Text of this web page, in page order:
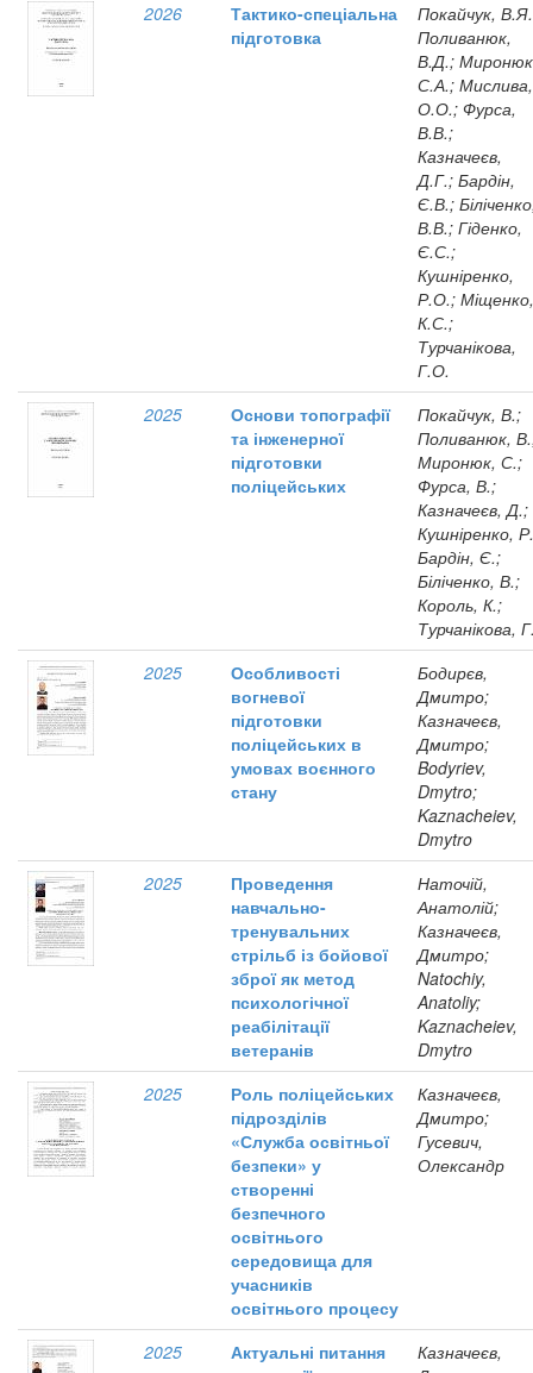
2026
Тактико-спеціальна
підготовка
Покайчук,
Поливанюк,
В.Д.;
С.А.; Мислива,
О.О.; Фурса,
В.В.;
Казначеєв,
Д.Г.; Бардін,
Є.В.;
В.В.; Гіденко,
Є.С.;
Кушніренко,
Р.О.; Міщенко,
К.С.;
Турчанікова,
Г.О.
2025
Основи топографії
та інженерної
підготовки
поліцейських
Покайчук, В.;
Поливанюк,
Миронюк, С.;
Фурса, В.;
Казначеєв, Д.;
Кушніренко,
Бардін, Є.;
Біліченко, В.;
Король, К.;
Турчанікова,
2025
Особливості
вогневої
підготовки
поліцейських в
умовах воєнного
стану
Бодирєв,
Дмитро;
Казначеєв,
Дмитро;
Bodyriev,
Dmytro;
Kaznacheiev,
Dmytro
2025
Проведення
навчально-
тренувальних
стрільб із бойової
зброї як метод
психологічної
реабілітації
ветеранів
Наточій,
Анатолій;
Казначеєв,
Дмитро;
Natochiy,
Anatoliy;
Kaznacheiev,
Dmytro
2025
Роль поліцейських
підрозділів
«Служба освітньої
безпеки» у
створенні
безпечного
освітнього
середовища для
учасників
освітнього процесу
Казначеєв,
Дмитро;
Гусевич,
Олександр
2025
Актуальні питання
Казначеєв,